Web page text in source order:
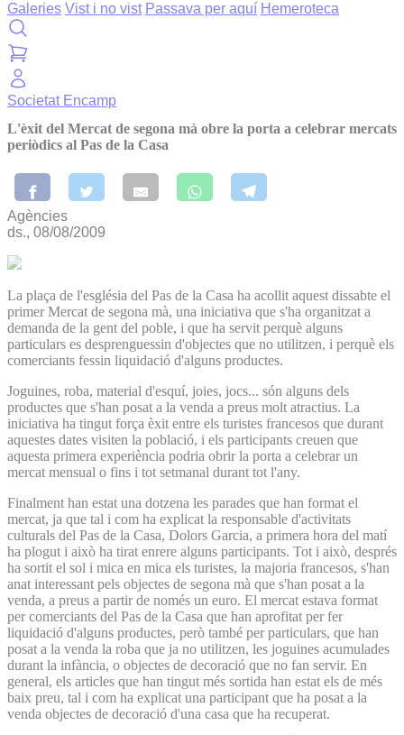
Galeries Vist i no vist Passava per aquí Hemeroteca
Societat Encamp
L'èxit del Mercat de segona mà obre la porta a celebrar mercats
periòdics al Pas de la Casa
Agències
ds., 08/08/2009
La plaça de l'església del Pas de la Casa ha acollit aquest dissabte el
primer Mercat de segona mà, una iniciativa que s'ha organitzat a
demanda de la gent del poble, i que ha servit perquè alguns
particulars es desprenguessin d'objectes que no utilitzen, i perquè els
comerciants fessin liquidació d'alguns productes.
Joguines, roba, material d'esquí, joies, jocs... són alguns dels
productes que s'han posat a la venda a preus molt atractius. La
iniciativa ha tingut força èxit entre els turistes francesos que durant
aquestes dates visiten la població, i els participants creuen que
aquesta primera experiència podria obrir la porta a celebrar un
mercat mensual o fins i tot setmanal durant tot l'any.
Finalment han estat una dotzena les parades que han format el
mercat, ja que tal i com ha explicat la responsable d'activitats
culturals del Pas de la Casa, Dolors Garcia, a primera hora del matí
ha plogut i això ha tirat enrere alguns participants. Tot i això, després
ha sortit el sol i mica en mica els turistes, la majoria francesos, s'han
anat interessant pels objectes de segona mà que s'han posat a la
venda, a preus a partir de només un euro. El mercat estava format
per comerciants del Pas de la Casa que han aprofitat per fer
liquidació d'alguns productes, però també per particulars, que han
posat a la venda la roba que ja no utilitzen, les joguines acumulades
durant la infància, o objectes de decoració que no fan servir. En
general, els articles que han tingut més sortida han estat els de més
baix preu, tal i com ha explicat una participant que ha posat a la
venda objectes de decoració d'una casa que ha recuperat.